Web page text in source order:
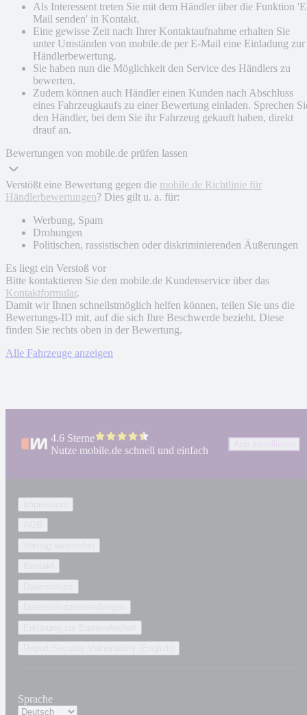
Als Interessent treten Sie mit dem Händler über die Funktion
Mail senden' in Kontakt.
Eine gewisse Zeit nach Ihrer Kontaktaufnahme erhalten Sie
unter Umständen von mobile.de per E-Mail eine Einladung zur
Händlerbewertung.
Sie haben nun die Möglichkeit den Service des Händlers zu
bewerten.
Zudem können auch Händler einen Kunden nach Abschluss
eines Fahrzeugkaufs zu einer Bewertung einladen. Sprechen
den Händler, bei dem Sie ihr Fahrzeug gekauft haben, direkt
drauf an.
Bewertungen von mobile.de prüfen lassen
Verstößt eine Bewertung gegen die mobile.de Richtlinie für
Händlerbewertungen? Dies gilt u. a. für:
Werbung, Spam
Drohungen
Politischen, rassistischen oder diskriminierenden Äußerungen
Es liegt ein Verstoß vor
Bitte kontaktieren Sie den mobile.de Kundenservice über das
Kontaktformular.
Damit wir Ihnen schnellstmöglich helfen können, teilen Sie uns die
Bewertungs-ID mit, auf die sich Ihre Beschwerde bezieht. Diese
finden Sie rechts oben in der Bewertung.
Alle Fahrzeuge anzeigen
4.6 Sterne
Nutze mobile.de schnell und einfach
Sprache